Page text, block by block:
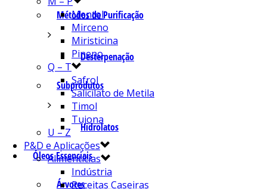
Métodos de Purificação
Desterpenação
Subprodutos
Hidrolatos
Óleos Essenciais
Árvores
Mentol
Mirceno
Miristicina
Pineno
Q – T
Safrol
Salicilato de Metila
Timol
Tujona
U – Z
P&D e Aplicações
Alimentícias
Indústria
Receitas Caseiras